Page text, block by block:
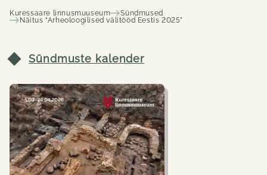
Kuressaare linnusmuuseum
Sündmused
Näitus “Arheoloogilised välitööd Eestis 2025”
Sündmuste kalender